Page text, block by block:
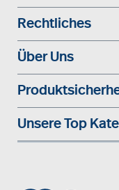
Rechtliches
Über Uns
Unsere Top